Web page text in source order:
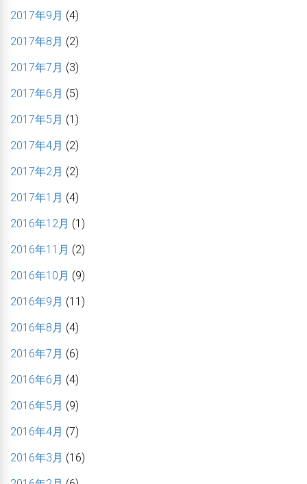
2017年9月 (4)
2017年8月 (2)
2017年7月 (3)
2017年6月 (5)
2017年5月 (1)
2017年4月 (2)
2017年2月 (2)
2017年1月 (4)
2016年12月 (1)
2016年11月 (2)
2016年10月 (9)
2016年9月 (11)
2016年8月 (4)
2016年7月 (6)
2016年6月 (4)
2016年5月 (9)
2016年4月 (7)
2016年3月 (16)